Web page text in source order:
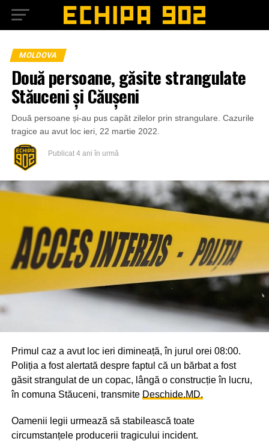
MOLDOVA
Două persoane, găsite strangulate
Stăuceni și Căușeni
Două persoane și-au pus capăt zilelor prin strangulare. Cazurile
tragice au avut loc ieri, 22 martie 2022.
Publicat 4 ani în urmă
Primul caz a avut loc ieri dimineață, în jurul orei 08:00.
Poliția a fost alertată despre faptul că un bărbat a fost
găsit strangulat de un copac, lângă o construcție în lucru,
în comuna Stăuceni, transmite Deschide.MD.
Oamenii legii urmează să stabilească toate
circumstanțele producerii tragicului incident.